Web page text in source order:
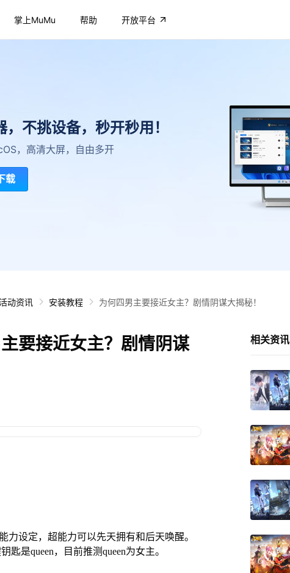
掌上MuMu 帮助 开放平台
不挑设备，秒开秒用！
，高清大屏，自由多开
载
动资讯 安装教程 为何四男主要接近女主？剧情阴谋大揭秘！
要接近女主？剧情阴谋
设定，超能力可以先天拥有和后天唤醒。
匙是queen，目前推测queen为女主。
相关资讯